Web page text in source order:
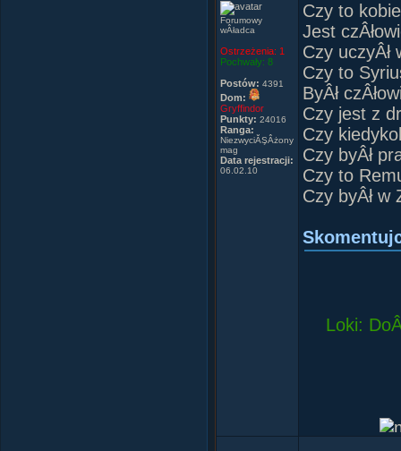
Forumowy
wÂładca
Ostrzeżenia: 1
Pochwały: 8
Postów: 4391
Dom:
Gryffindor
Punkty: 24016
Ranga:
NiezwyciĂŞÂżony
mag
Data rejestracji:
06.02.10
Czy to
Jest
Czy uczyÂł
Czy to
ByÂł
Czy jest z
Czy
Czy byÂł
Czy to
Czy byÂł w
Loki: